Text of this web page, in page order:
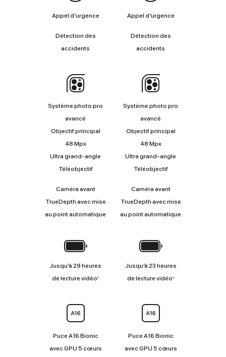
Appel d’urgence
Détection des
accidents
Appel d’urgence
Détection des
accidents
Appareil
Système photo pro
avancé
Objectif principal
48 Mpx
Ultra grand‑angle
Téléobjectif
Caméra avant
TrueDepth avec mise
au point automatique
Système photo pro
avancé
Objectif principal
48 Mpx
Ultra grand‑angle
Téléobjectif
Caméra avant
TrueDepth avec mise
au point automatique
Batterie
Jusqu’à 29 heures
de lecture vidéo◊
Jusqu’à 23 heures
de lecture vidéo◊
Puce A16 Bionic
avec GPU 5 cœurs
Puce A16 Bionic
avec GPU 5 cœurs